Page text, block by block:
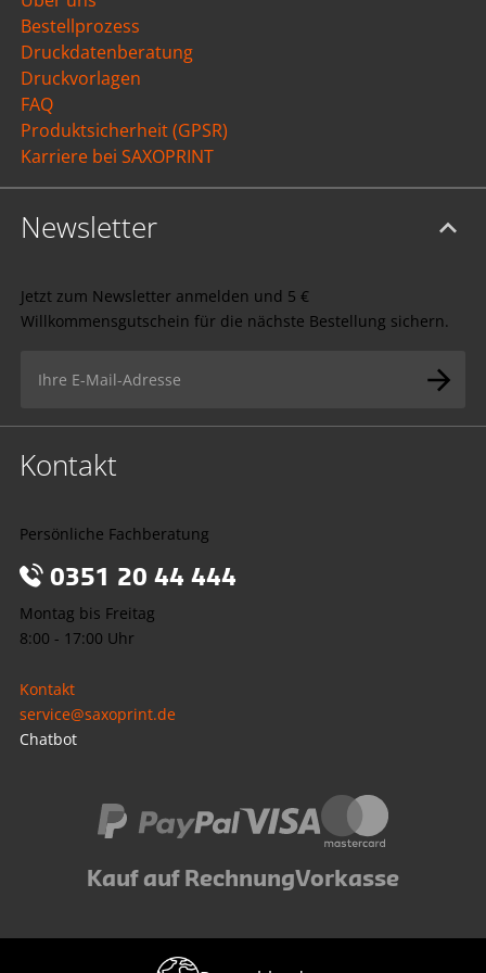
Lösungsweg.
Bestellprozess
Druckdatenberatung
Druckvorlagen
FAQ
Produktsicherheit (GPSR)
Karriere bei SAXOPRINT
Newsletter
Jetzt zum Newsletter anmelden und 5 €
Willkommensgutschein für die nächste Bestellung sichern.
Kontakt
Persönliche Fachberatung
0351 20 44 444
Montag bis Freitag
8:00 - 17:00 Uhr
Kontakt
service@saxoprint.de
Chatbot
Kauf auf RechnungVorkasse